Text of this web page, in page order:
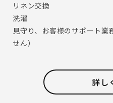
リネン交換
洗濯
見守り、お客様のサポート業
せん）
仕事です。
「想いが叶うデイサービス
詳し